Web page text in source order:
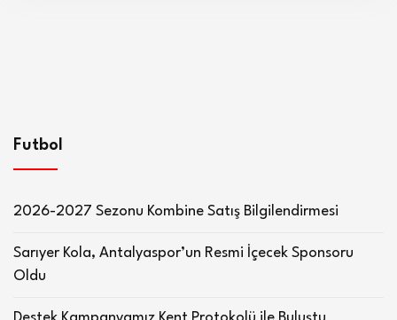
Futbol
2026-2027 Sezonu Kombine Satış Bilgilendirmesi
Sarıyer Kola, Antalyaspor’un Resmi İçecek Sponsoru
Oldu